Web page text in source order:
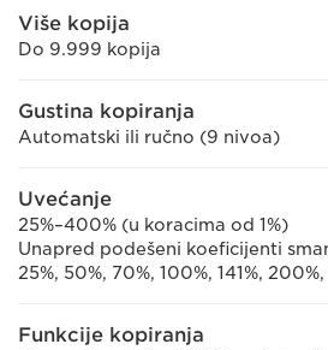
Više kopija
Do 9.999 kopija
Gustina kopiranja
Automatski ili ručno (9 nivoa)
Uvećanje
25%–400% (u koracima od 1%)
Unapred podešeni koeficijenti
25%, 50%, 70%, 100%, 141%,
Funkcije kopiranja